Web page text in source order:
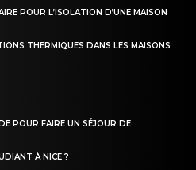
POUR L’ISOLATION D’UNE MAISON
THERMIQUES DANS LES MAISONS
POUR FAIRE UN SÉJOUR DE
À NICE ?